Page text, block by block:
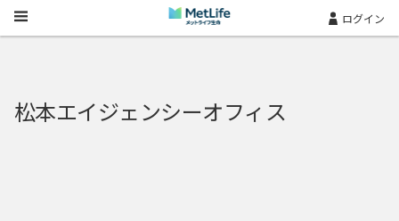
Skip Navigation ログイン
松本エイジェンシーオフィス